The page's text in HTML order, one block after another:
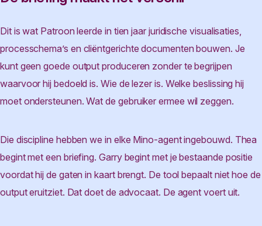
Dit is wat Patroon leerde in tien jaar juridische visualisaties,
processchema’s en cliëntgerichte documenten bouwen. Je
kunt geen goede output produceren zonder te begrijpen
waarvoor hij bedoeld is. Wie de lezer is. Welke beslissing hij
moet ondersteunen. Wat de gebruiker ermee wil zeggen.
Die discipline hebben we in elke Mino-agent ingebouwd. Thea
begint met een briefing. Garry begint met je bestaande positie
voordat hij de gaten in kaart brengt. De tool bepaalt niet hoe de
output eruitziet. Dat doet de advocaat. De agent voert uit.